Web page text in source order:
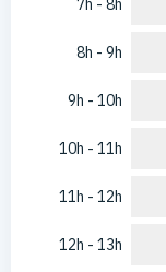
7h - 8h
8h - 9h
9h - 10h
10h - 11h
11h - 12h
12h - 13h